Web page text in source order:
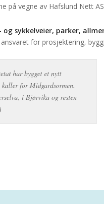
på vegne av Hafslund Nett
og sykkelveier, parker,
for prosjektering,
har bygget et nytt
for Midgardsormen.
i Bjørvika og resten